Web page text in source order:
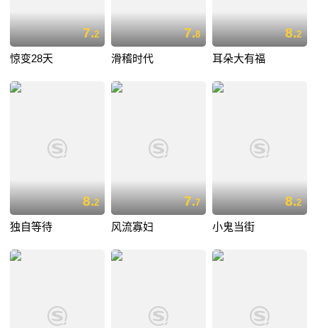
7.2
惊变28天
7.8
滑稽时代
8.2
耳朵大有福
8.2
独自等待
7.7
风流寡妇
8.2
小鬼当街